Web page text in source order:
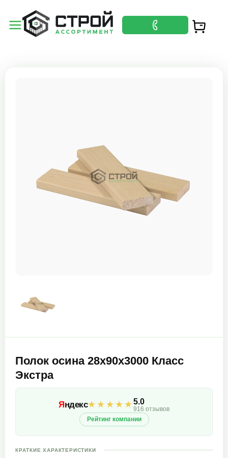
Полок осина 28х90х3000 Класс
Экстра
Яндекс★★★★★5.0
916 отзывов
Рейтинг компании
КРАТКИЕ ХАРАКТЕРИСТИКИ